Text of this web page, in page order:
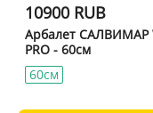
10900 RUB
Арбалет САЛВИМАР
PRO - 60см
60см